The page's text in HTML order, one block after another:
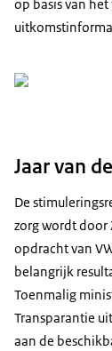
op basis van
Jaar van
De
zorg wordt door
opdracht van
belangrijk
Toenmalig
Transparantie
aan de